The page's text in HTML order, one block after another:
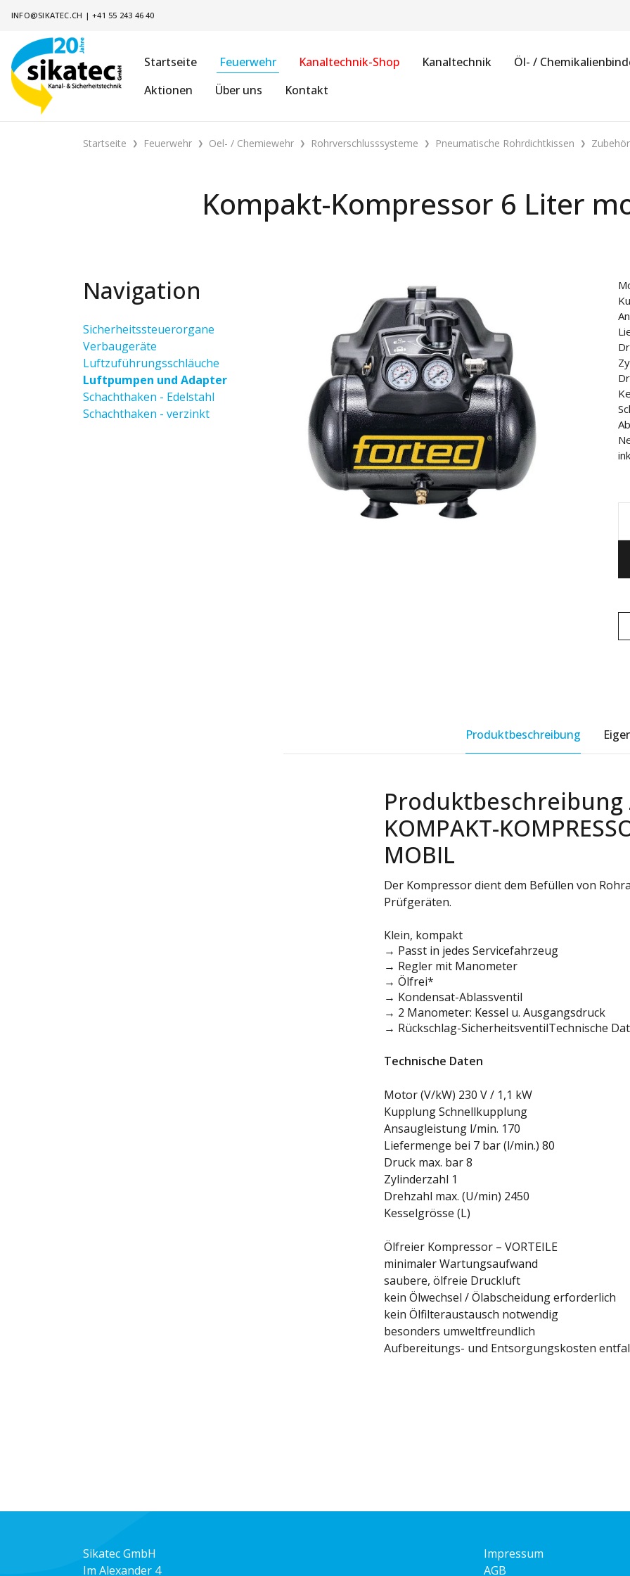
INFO@SIKATEC.CH |+41 55 243 46 40
Startseite Feuerwehr Kanaltechnik
Öl- /
Aktionen
Über uns Kontakt
Kanaltechnik-Shop
Startseite Feuerwehr Oel- / Chemiewehr Rohrverschlusssysteme Pneumatische Rohrdichtkissen
Kompakt-Kompressor 6 Liter
Navigation
Sicherheitssteuerorgane
Verbaugeräte
Luftzuführungsschläuche
Luftpumpen und Adapter
Schachthaken - Edelstahl
Schachthaken - verzinkt
Produktbeschreibung
Produktbeschreibung
KOMPAKT-
MOBIL
Der Kompressor dient dem Befüllen von
Prüfgeräten.
Klein, kompakt
→ Passt in jedes Servicefahrzeug
→ Regler mit Manometer
→ Ölfrei*
→ Kondensat-Ablassventil
→ 2 Manometer: Kessel u. Ausgangsdruck
→ Rückschlag-SicherheitsventilTechnische
Technische Daten
Motor (V/kW) 230 V / 1,1 kW
Kupplung Schnellkupplung
Ansaugleistung l/min. 170
Liefermenge bei 7 bar (l/min.) 80
Druck max. bar 8
Zylinderzahl 1
Drehzahl max. (U/min) 2450
Kesselgrösse (L)
Ölfreier Kompressor – VORTEILE
minimaler Wartungsaufwand
saubere, ölfreie Druckluft
kein Ölwechsel / Ölabscheidung erforderlich
kein Ölfilteraustausch notwendig
besonders umweltfreundlich
Aufbereitungs- und Entsorgungskosten
Sikatec GmbH
Im Alexander 4
Impressum
AGB